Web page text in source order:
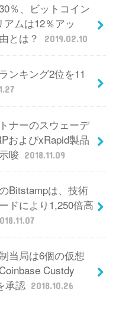
％、ビットコイン
ムは12％アッ
とは？
2019.02.10
ンキング2位を11
ナーのスウェーデ
およびxRapid製品
唆
2018.11.09
Bitstampは、技術
ドにより1,250倍高
当局は6個の仮想
Custdy
承認 2018.10.26